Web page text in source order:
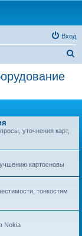
Вход
уточнения карт,
картосновы
тонкостям
Nokia